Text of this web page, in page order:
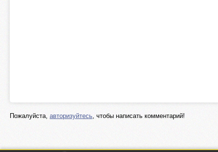
Пожалуйста, авторизуйтесь, чтобы написать комментарий!